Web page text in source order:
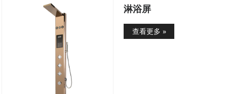
淋浴屏
查看更多 »